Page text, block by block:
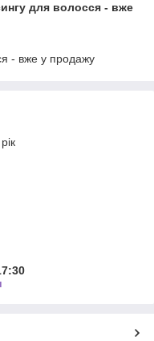
для волосся - вже
- вже у продажу